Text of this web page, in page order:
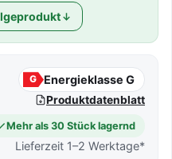
G Energieklasse G
Produktdatenblatt
Mehr als 30 Stück lagernd
Lieferzeit 1–2 Werktage*